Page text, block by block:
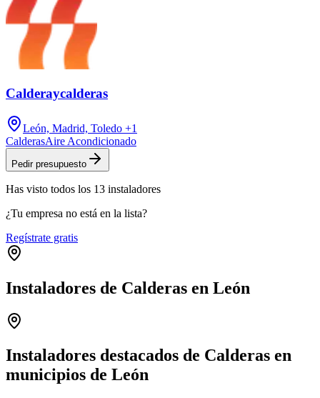
Calderaycalderas
León, Madrid, Toledo +1
CalderasAire Acondicionado
Pedir presupuesto
Has visto todos los 13 instaladores
¿Tu empresa no está en la lista?
Regístrate gratis
Instaladores de Calderas en León
−
Instaladores destacados de Calderas en
municipios de León